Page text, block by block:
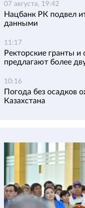
07 августа, 19:42
Нацбанк РК подвел
данными
11:17
Ректорские гранты и
предлагают более
10:16
Погода без осадков
Казахстана